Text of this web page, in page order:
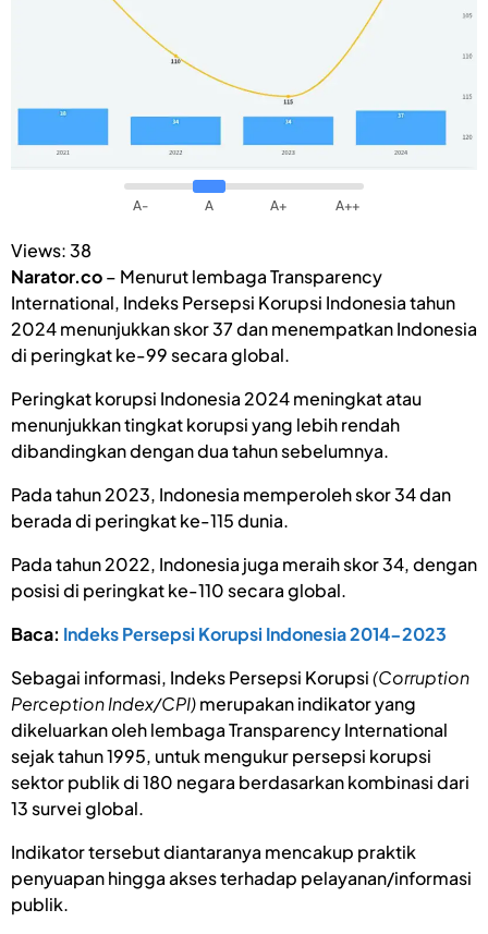
A- A A+ A++
Views:38
Narator.co– Menurut lembaga Transparency
International, Indeks Persepsi Korupsi Indonesia tahun
2024 menunjukkan skor 37 dan menempatkan Indonesia
di peringkat ke-99 secara global.
Peringkat korupsi Indonesia 2024 meningkat atau
menunjukkan tingkat korupsi yang lebih rendah
dibandingkan dengan dua tahun sebelumnya.
Pada tahun 2023, Indonesia memperoleh skor 34 dan
berada di peringkat ke-115 dunia.
Pada tahun 2022, Indonesia juga meraih skor 34, dengan
posisi di peringkat ke-110 secara global.
Baca: Indeks Persepsi Korupsi Indonesia 2014-2023
Sebagai informasi, Indeks Persepsi Korupsi(Corruption
Perception Index/CPI)merupakan indikator yang
dikeluarkan oleh lembaga Transparency International
sejak tahun 1995, untuk mengukur persepsi korupsi
sektor publik di 180 negara berdasarkan kombinasi dari
13 survei global.
Indikator tersebut diantaranya mencakup praktik
penyuapan hingga akses terhadap pelayanan/informasi
publik.